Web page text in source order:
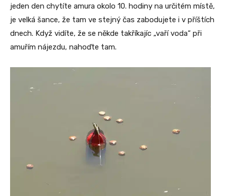
jeden den chytíte amura okolo 10. hodiny na určitém místě,
je velká šance, že tam ve stejný čas zabodujete i v příštích
dnech. Když vidíte, že se někde takříkajíc „vaří voda“ při
amuřím nájezdu, nahoďte tam.